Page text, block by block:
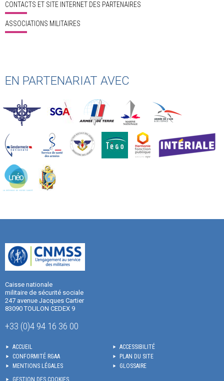
CONTACTS ET SITE INTERNET DES PARTENAIRES
ASSOCIATIONS MILITAIRES
EN PARTENARIAT AVEC
Caisse nationale
militaire de sécurité sociale
247 avenue Jacques Cartier
83090 TOULON CEDEX 9
+33 (0)4 94 16 36 00
ACCUEIL
ACCESSIBILITÉ
CONFORMITÉ RGAA
PLAN DU SITE
MENTIONS LÉGALES
GLOSSAIRE
GESTION DES COOKIES